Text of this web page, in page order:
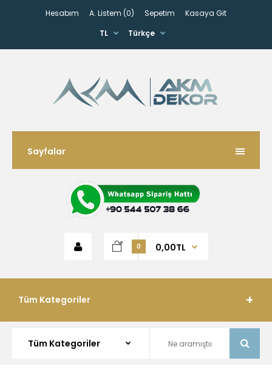
Hesabım A. Listem (0) Sepetim
Kasaya Git
TL
Türkçe
Sayfalar
0 0,00TL
Tüm Kategoriler